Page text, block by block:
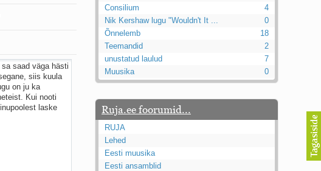
Consilium
4
Nik Kershaw lugu "Wouldn't It ...
0
Õnnelemb
18
Teemandid
2
unustatud laulud
7
Muusika
0
Ruja.ee foorumid...
RUJA
Lehed
Eesti muusika
Eesti ansamblid